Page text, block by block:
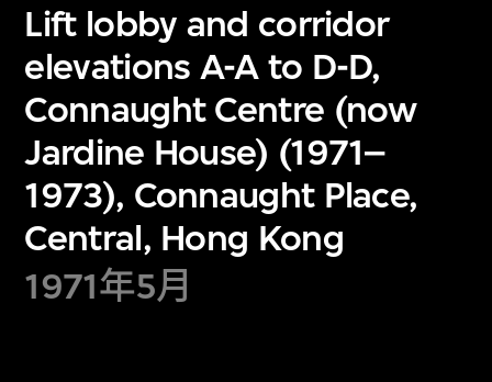
Lift lobby and corridor
elevations A-A to D-D,
Connaught Centre (now
Jardine House) (1971–
1973), Connaught Place,
Central, Hong Kong
1971年5月